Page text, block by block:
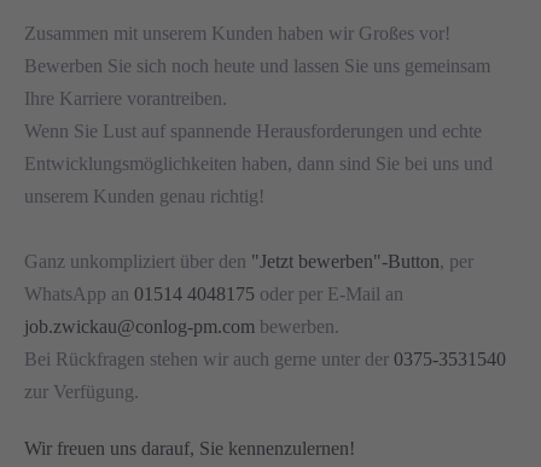
Zusammen mit unserem Kunden haben wir Großes vor!
Bewerben Sie sich noch heute und lassen Sie uns gemeinsam
Ihre Karriere vorantreiben.
Wenn Sie Lust auf spannende Herausforderungen und echte
Entwicklungsmöglichkeiten haben, dann sind Sie bei uns und
unserem Kunden genau richtig!
Ganz unkompliziert über den "Jetzt bewerben"-Button, per
WhatsApp an 01514 4048175 oder per E-Mail an
job.zwickau@conlog-pm.com bewerben.
Bei Rückfragen stehen wir auch gerne unter der 0375-3531540
zur Verfügung.
Wir freuen uns darauf, Sie kennenzulernen!